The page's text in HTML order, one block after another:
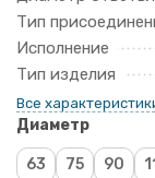
Тип
Исполнение
Тип изделия
Все
Диаметр
63 75 90